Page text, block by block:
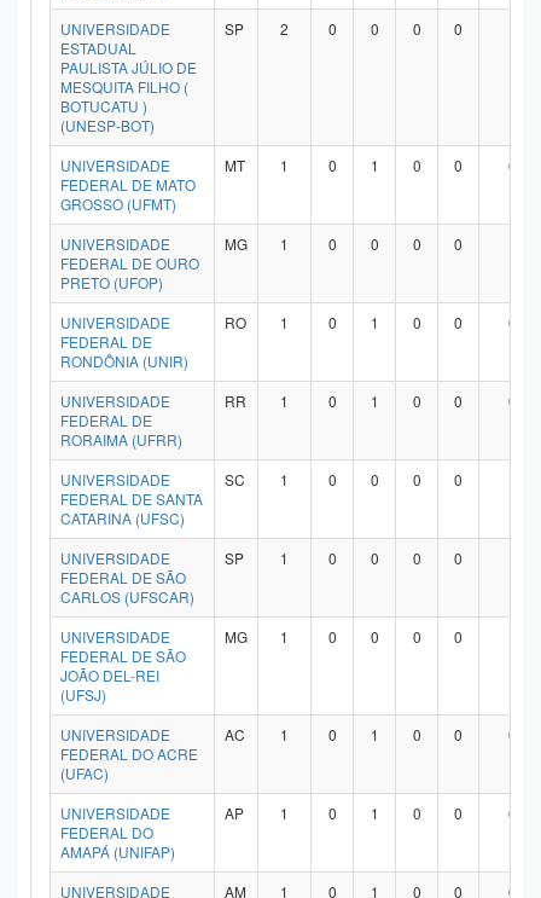
UNIVERSIDADE
ESTADUAL
PAULISTA JÚLIO DE
MESQUITA FILHO (
BOTUCATU )
(UNESP-BOT)
SP 2 0 0 0 0
UNIVERSIDADE
FEDERAL DE MATO
GROSSO (UFMT)
MT 1 0 1 0 0 0
UNIVERSIDADE
FEDERAL DE OURO
PRETO (UFOP)
MG 1 0 0 0 0
UNIVERSIDADE
FEDERAL DE
RONDÔNIA (UNIR)
RO 1 0 1 0 0 0
UNIVERSIDADE
FEDERAL DE
RORAIMA (UFRR)
RR 1 0 1 0 0 0
UNIVERSIDADE
FEDERAL DE SANTA
CATARINA (UFSC)
SC 1 0 0 0 0
UNIVERSIDADE
FEDERAL DE SÃO
CARLOS (UFSCAR)
SP 1 0 0 0 0
UNIVERSIDADE
FEDERAL DE SÃO
JOÃO DEL-REI
(UFSJ)
MG 1 0 0 0 0
UNIVERSIDADE
FEDERAL DO ACRE
(UFAC)
AC 1 0 1 0 0 0
UNIVERSIDADE
FEDERAL DO
AMAPÁ (UNIFAP)
AP 1 0 1 0 0 0
UNIVERSIDADE
AM 1 0 1 0 0 0